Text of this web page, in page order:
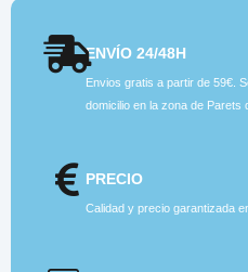
ENVÍO 24/48H
Envios gratis a partir de 59€.
domicilio en la zona de Parets
PRECIO
Calidad y precio garantizada